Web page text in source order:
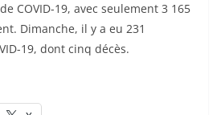
COVID-19, avec seulement 3 165
Dimanche, il y a eu 231
19, dont cinq décès.